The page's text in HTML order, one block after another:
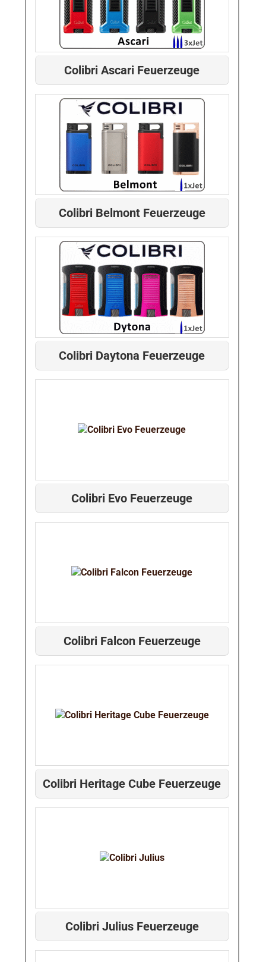
Colibri Ascari Feuerzeuge
Colibri Belmont Feuerzeuge
Colibri Daytona Feuerzeuge
Colibri Evo Feuerzeuge
Colibri Falcon Feuerzeuge
Colibri Heritage Cube Feuerzeuge
Colibri Julius Feuerzeuge